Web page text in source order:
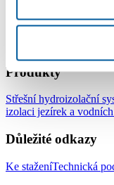
Produkty
Střešní hydroizolační
izolaci jezírek a
Důležité odkazy
Ke staženíTechnická